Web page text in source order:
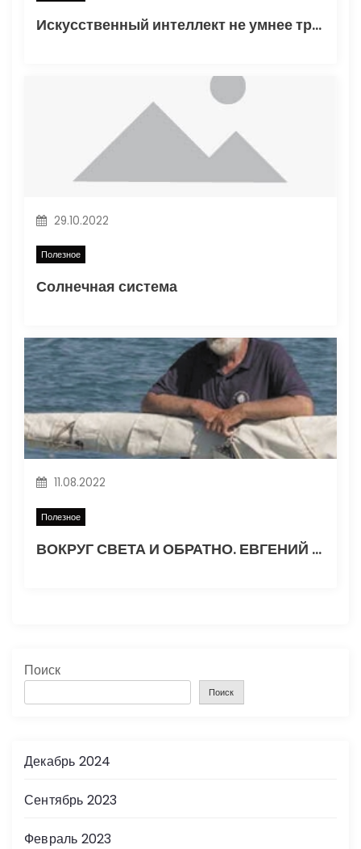
Искусственный интеллект не умнее трехлетнего ребенка
29.10.2022
Полезное
Солнечная система
11.08.2022
Полезное
ВОКРУГ СВЕТА И ОБРАТНО. ЕВГЕНИЙ ГВОЗДЕВ. Часть 1
Поиск
Поиск
Декабрь 2024
Сентябрь 2023
Февраль 2023